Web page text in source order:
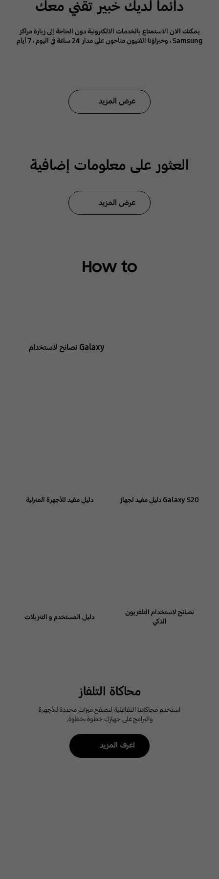
دائما لديك خبير تقني معك
يمكنك الان الاستمتاع بالخدمات الالكترونية دون الحاجة إلى زيارة مراكز
Samsung ، وخبراؤنا الفنيون متاحون على مدار 24 ساعة في اليوم ، 7 أيام
عرض المزيد
العثور على معلومات إضافية
عرض المزيد
How to
Galaxy نصائح لاستخدام
Galaxy S20 دليل مفيد لجهاز دليل مفيد للأجهزة المنزلية
نصائح لاستخدام التلفزيون
الذكي
دليل المستخدم و التنزيلات
محاكاة التلفاز
استخدم محاكاتنا التفاعلية لتصفح ميزات محددة للأجهزة
والبرامج على جهازك خطوة بخطوة.
اعرف المزيد